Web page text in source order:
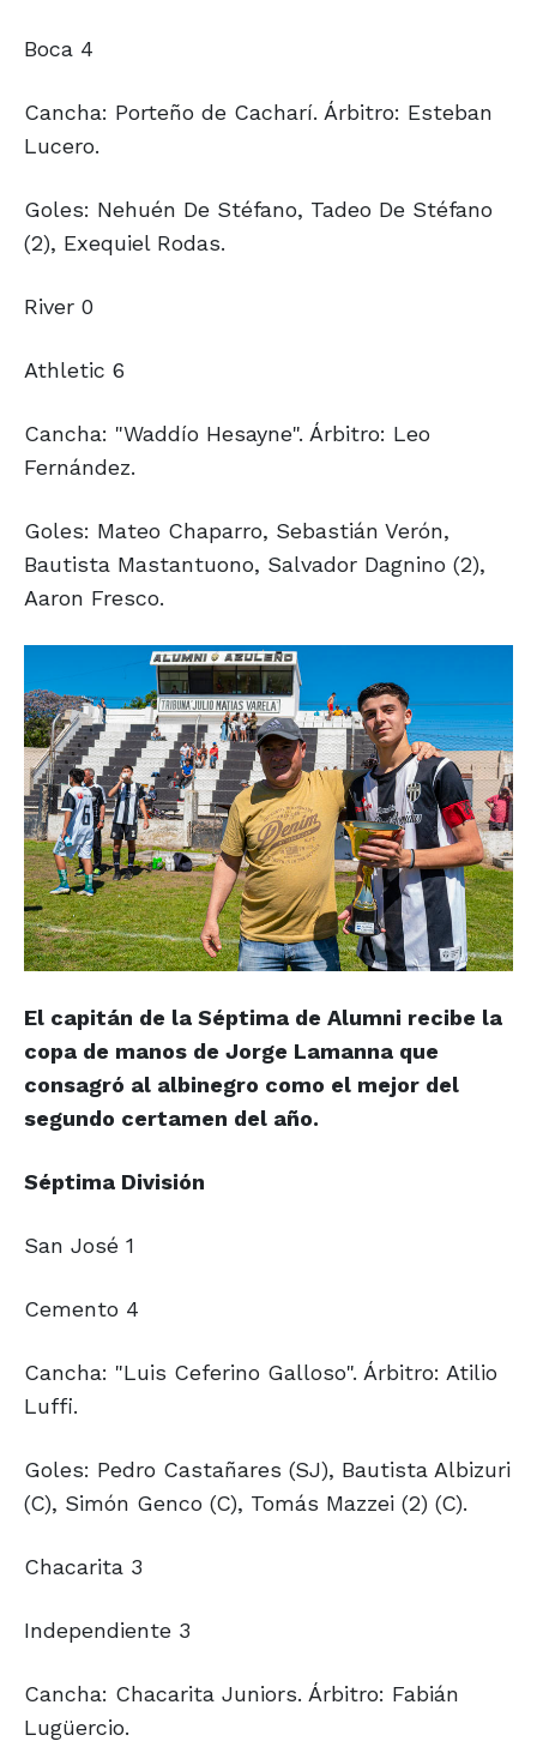
Boca 4
Cancha: Porteño de Cacharí. Árbitro: Esteban
Lucero.
Goles: Nehuén De Stéfano, Tadeo De Stéfano
(2), Exequiel Rodas.
River 0
Athletic 6
Cancha: "Waddío Hesayne". Árbitro: Leo
Fernández.
Goles: Mateo Chaparro, Sebastián Verón,
Bautista Mastantuono, Salvador Dagnino (2),
Aaron Fresco.
El capitán de la Séptima de Alumni recibe la
copa de manos de Jorge Lamanna que
consagró al albinegro como el mejor del
segundo certamen del año.
Séptima División
San José 1
Cemento 4
Cancha: "Luis Ceferino Galloso". Árbitro: Atilio
Luffi.
Goles: Pedro Castañares (SJ), Bautista Albizuri
(C), Simón Genco (C), Tomás Mazzei (2) (C).
Chacarita 3
Independiente 3
Cancha: Chacarita Juniors. Árbitro: Fabián
Lugüercio.